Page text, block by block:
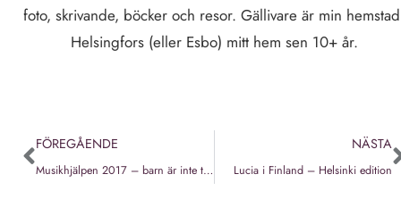
foto, skrivande, böcker och resor. Gällivare är min
Helsingfors (eller Esbo) mitt hem sen 10+ år.
FÖREGÅENDE
Musikhjälpen 2017 – barn är inte till salu
NÄSTA
Lucia i Finland – Helsinki edition